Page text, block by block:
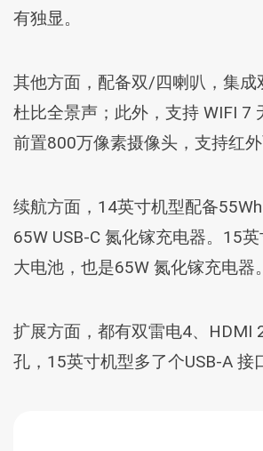
有独显。
其他方面，配备双/四喇叭，集成
杜比全景声；此外，支持 WIFI 7
前置800万像素摄像头，支持红外
续航方面，14英寸机型配备
65W USB-C 氮化镓充电器。15
大电池，也是65W 氮化镓充电器。
扩展方面，都有双雷电4、HDMI
孔，15英寸机型多了个USB-A 接